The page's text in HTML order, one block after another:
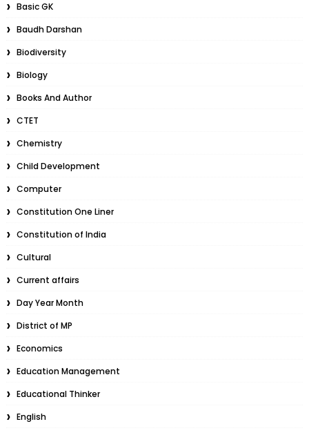
Basic GK
Baudh Darshan
Biodiversity
Biology
Books And Author
CTET
Chemistry
Child Development
Computer
Constitution One Liner
Constitution of India
Cultural
Current affairs
Day Year Month
District of MP
Economics
Education Management
Educational Thinker
English